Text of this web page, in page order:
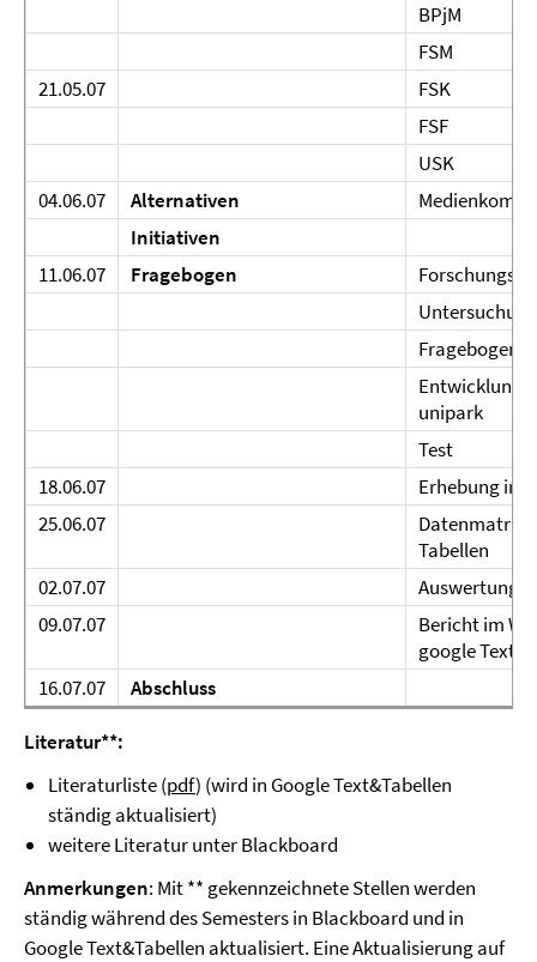
BPjM
FSM
21.05.07
FSK
FSF
USK
04.06.07
Alternativen
Initiativen
11.06.07
Fragebogen
Entwicklung
unipark
Test
18.06.07
Erhebung in
25.06.07
Datenmatrix
Tabellen
02.07.07
Auswertung
09.07.07
Bericht im
google Text
16.07.07
Abschluss
Literatur**:
Literaturliste (pdf) (wird in Google Text&Tabellen
ständig aktualisiert)
weitere Literatur unter Blackboard
Anmerkungen: Mit ** gekennzeichnete Stellen werden
ständig während des Semesters in Blackboard und in
Google Text&Tabellen aktualisiert. Eine Aktualisierung auf